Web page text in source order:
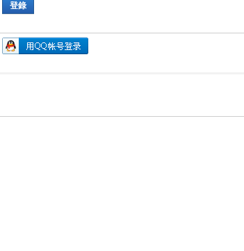
登錄